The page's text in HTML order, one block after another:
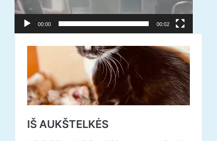
00:00 00:02